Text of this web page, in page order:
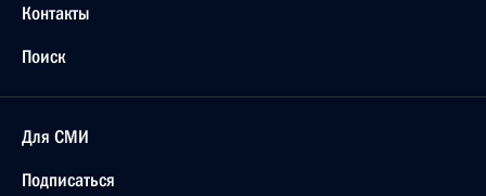
Контакты
Поиск
Для СМИ
Подписаться